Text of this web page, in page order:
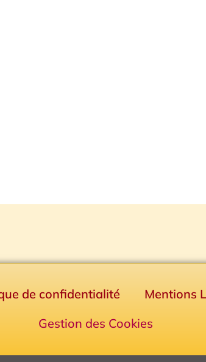
de confidentialité Mentions
Gestion des Cookies